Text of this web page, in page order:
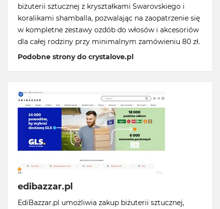
biżuterii sztucznej z kryształkami Swarovskiego i
koralikami shamballa, pozwalając na zaopatrzenie się
w kompletne zestawy ozdób do włosów i akcesoriów
dla całej rodziny przy minimalnym zamówieniu 80 zł.
Podobne strony do crystalove.pl
edibazzar.pl
EdiBazzar.pl umożliwia zakup biżuterii sztucznej,